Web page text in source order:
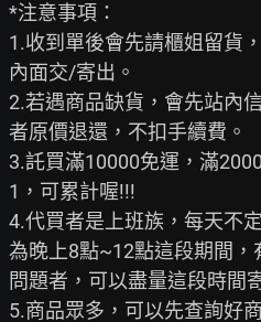
*注意事項：
1.收到單後會先請櫃姐留貨
內面交/寄出。
2.若遇商品缺貨，會先站內
者原價退還，不扣手續費。
3.託買滿10000免運，滿
1，可累計喔!!!
4.代買者是上班族，每天不
為晚上8點~12點這段期間，
問題者，可以盡量這段時間
5.商品眾多，可以先查詢好